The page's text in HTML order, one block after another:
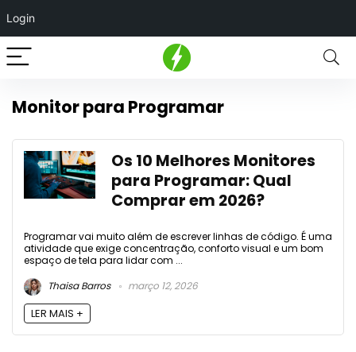
Login
Monitor para Programar
Os 10 Melhores Monitores
para Programar: Qual
Comprar em 2026?
Programar vai muito além de escrever linhas de código. É uma
atividade que exige concentração, conforto visual e um bom
espaço de tela para lidar com ...
Thaisa Barros
março 12, 2026
LER MAIS +